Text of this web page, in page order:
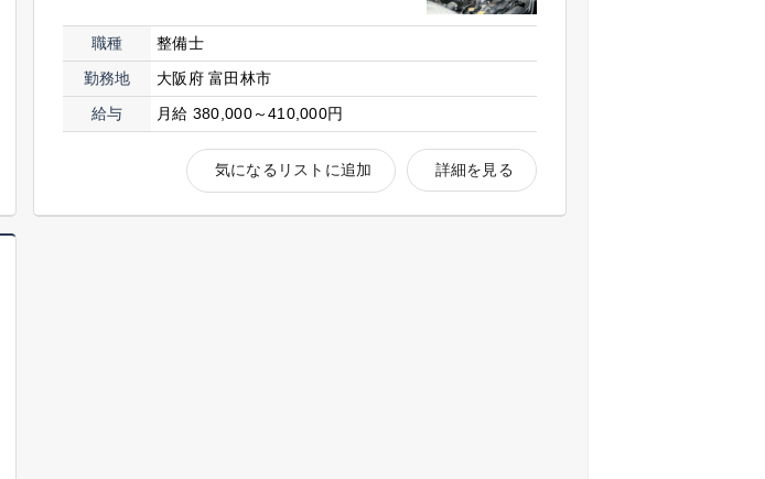
職種
整備士
勤務地
大阪府 富田林市
給与
月給 380,000～410,000円
詳細を見る
気になるリストに追加